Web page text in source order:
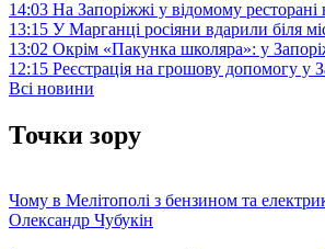
14:03 На Запоріжжі у відомому
13:15 У Марганці росіяни вдарили біля
13:02 Окрім «Пакунка школяра»: у
12:15 Реєстрація на грошову допомогу у
Всі новини
Точки зору
Чому в Мелітополі з бензином та
Олександр Чубукін